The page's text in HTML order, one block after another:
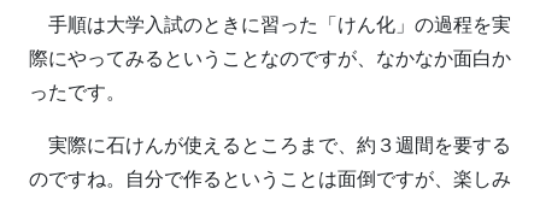
手順は大学入試のときに習った「けん化」の過程を実
際にやってみるということなのですが、なかなか面白か
ったです。
実際に石けんが使えるところまで、約３週間を要する
のですね。自分で作るということは面倒ですが、楽しみ